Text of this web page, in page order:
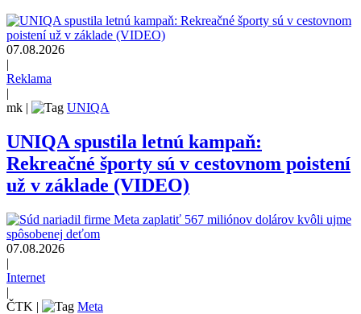
07.08.2026
|
Reklama
|
mk | UNIQA
UNIQA spustila letnú kampaň:
Rekreačné športy sú v cestovnom poistení
už v základe (VIDEO)
07.08.2026
|
Internet
|
ČTK | Meta